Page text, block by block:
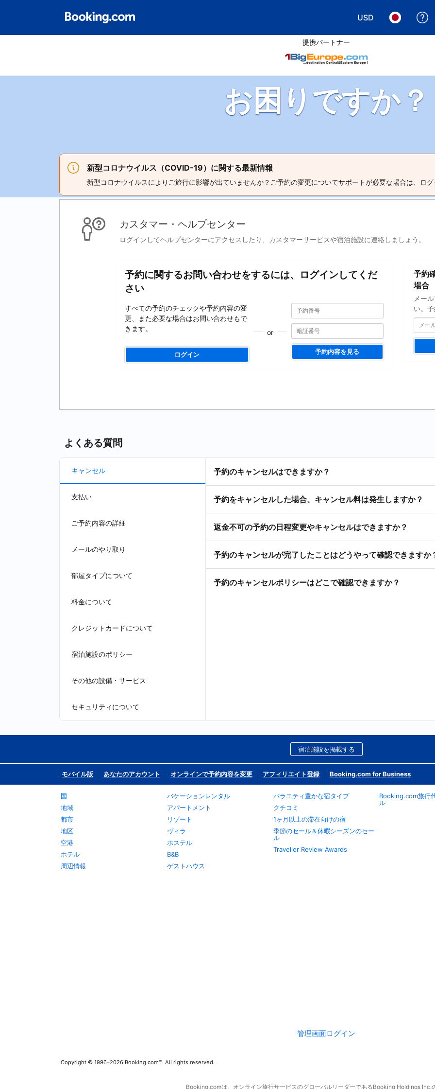
USD
提携パートナー
お困りですか？
新型コロナウイルス（COVID-19）に関する最新情報
新型コロナウイルスによりご旅行に影響が出ていませんか？ご予約の変更についてサポートが必要な場合は、ロ
カスタマー・ヘルプセンター
ログインしてヘルプセンターにアクセスしたり、カスタマーサービスや宿泊施設に連絡しましょう。
予約に関するお問い合わせをするには、ログインしてくだ
さい
すべての予約のチェックや予約内容の変
更、また必要な場合はお問い合わせもで
きます。
ログイン
or
約
番
号
予
番
号
予約内容を見る
予約
場合
メー
い。
よくある質問
キャンセル
支払い
ご予約内容の詳細
メールのやり取り
部屋タイプについて
料金について
クレジットカードについて
宿泊施設のポリシー
その他の設備・サービス
セキュリティについて
予約のキャンセルはできますか？
予約をキャンセルした場合、キャンセル料は発生しますか？
返金不可の予約の日程変更やキャンセルはできますか？
予約のキャンセルが完了したことはどうやって確認できますか
予約のキャンセルポリシーはどこで確認できますか？
宿泊施設を掲載する
モバイル版 あなたのアカウント オンラインで予約内容を変更 アフィリエイト登録 Booking.com for Business
国
地域
都市
地区
空港
ホテル
周辺情報
バケーションレンタル
アパートメント
リゾート
ヴィラ
ホステル
B&B
ゲストハウス
バラエティ豊かな宿タイプ
クチコミ
1ヶ月以上の滞在向けの宿
季節のセール＆休暇シーズンのセー
ル
Traveller Review Awards
Booking.com旅行
ル
管理画面ログイン
Copyright © 1996–2026 Booking.com™. All rights reserved.
Booking.comは、オンライン旅行サービスのグローバルリーダーであるBooking Holdings Inc.